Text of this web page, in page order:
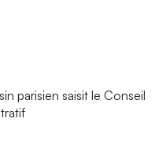
parisien saisit le Conseil